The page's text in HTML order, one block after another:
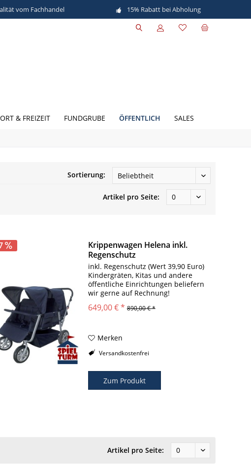
vom Fachhandel 15% Rabatt bei Abholung
& FREIZEIT FUNDGRUBE ÖFFENTLICH SALES
Sortierung:
Artikel pro Seite:
Krippenwagen Helena inkl.
Regenschutz
inkl. Regenschutz (Wert 39,90 Euro)
Kindergräten, Kitas und andere
öffentliche Einrichtungen beliefern
wir gerne auf Rechnung!
Zusammenfaltbarer Krippenwagen
Helena Hellblau für 4 Kinder inkl.
649,00 € * 890,00 € *
Merken
Versandkostenfrei
Zum Produkt
Artikel pro Seite: